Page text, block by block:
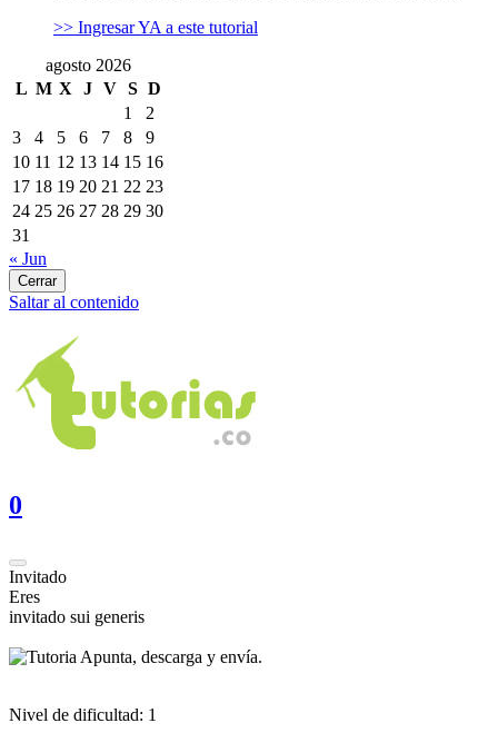
>> Ingresar YA a este tutorial
agosto 2026
L M X J V S D
1
2
3
4 5 6 7 8
9
10 11 12 13 14 15 16
17 18 19 20 21 22 23
24 25 26 27 28 29 30
31
« Jun
Cerrar
Saltar al contenido
0
Invitado
Eres
invitado sui generis
Apunta, descarga y envía.
Nivel de dificultad: 1